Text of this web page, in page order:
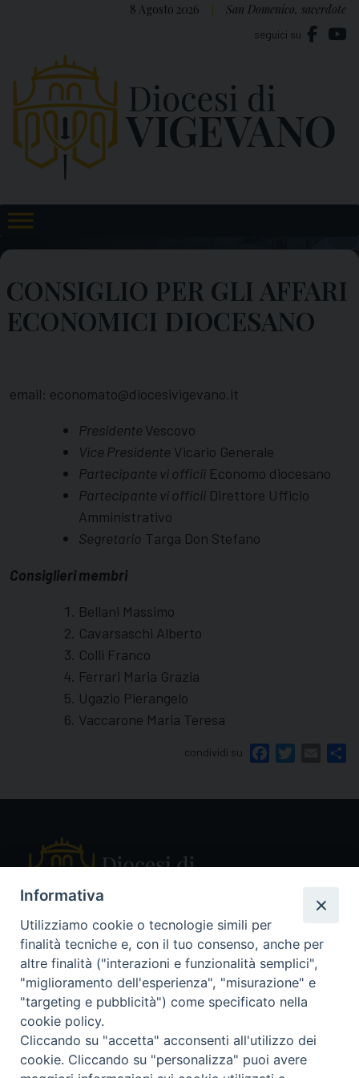
8 Agosto 2026 San Domenico, sacerdote
seguici su
CONSIGLIO PER GLI AFFARI
ECONOMICI DIOCESANO
email: economato@diocesivigevano.it
Presidente Vescovo
Vice Presidente Vicario Generale
Partecipante vi officii Economo diocesano
Partecipante vi officii Direttore Ufficio
Amministrativo
Segretario Targa Don Stefano
Consiglieri membri
Bellani Massimo
Cavarsaschi Alberto
Colli Franco
Ferrari Maria Grazia
Ugazio Pierangelo
Vaccarone Maria Teresa
condividi su FacebookTwitterEmail
Piazza Sant'Ambrogio, 14 - 27029 Vigevano PV
Tel. 0381 78053
Fax 0381 696767
curia@diocesivigevano.it
Informativa
Utilizziamo cookie o tecnologie simili per
finalità tecniche e, con il tuo consenso, anche per
altre finalità ("interazioni e funzionalità semplici",
"miglioramento dell'esperienza", "misurazione" e
"targeting e pubblicità") come specificato nella
cookie policy.
Cliccando su "accetta" acconsenti all'utilizzo dei
cookie. Cliccando su "personalizza" puoi avere